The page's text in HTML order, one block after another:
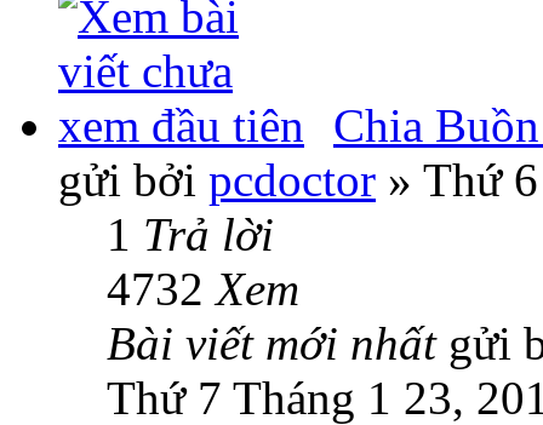
Chia
gửi bởi pcdoctor » Thứ
1 Trả lời
4732Xem
Bài viết mới nhất gửi
Thứ 7 Tháng 1 23,